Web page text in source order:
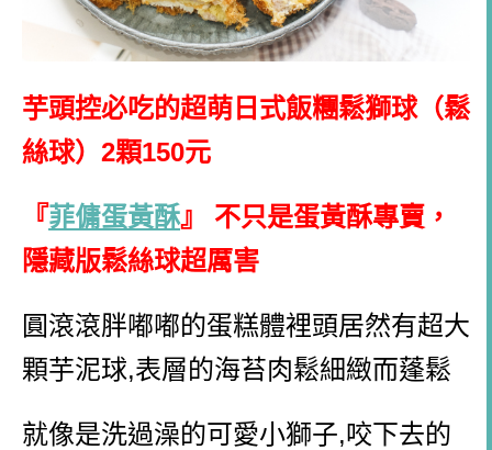
芋頭控必吃的超萌日式飯糰鬆獅球（鬆
絲球）2顆150元
『菲傭蛋黃酥』 不只是蛋黃酥專賣，
隱藏版鬆絲球超厲害
圓滾滾胖嘟嘟的蛋糕體裡頭居然有超大
顆芋泥球,表層的海苔肉鬆細緻而蓬鬆
就像是洗過澡的可愛小獅子,咬下去的